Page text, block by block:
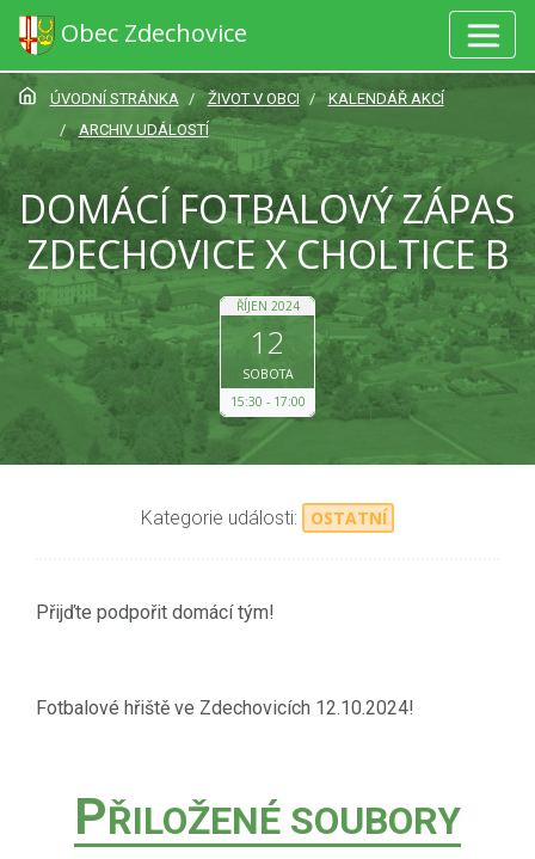
Obec Zdechovice
ÚVODNÍ STRÁNKA ŽIVOT V OBCI
KALENDÁŘ AKCÍ
ARCHIV UDÁLOSTÍ
DOMÁCÍ FOTBALOVÝ ZÁPAS
ZDECHOVICE X CHOLTICE B
ŘÍJEN 2024
12
SOBOTA
15:30
17:00
Kategorie události: OSTATNÍ
Přijďte podpořit domácí tým!
Fotbalové hřiště ve Zdechovicích 12.10.2024!
PŘILOŽENÉ SOUBORY